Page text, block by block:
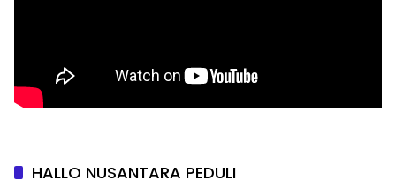
HALLO NUSANTARA PEDULI